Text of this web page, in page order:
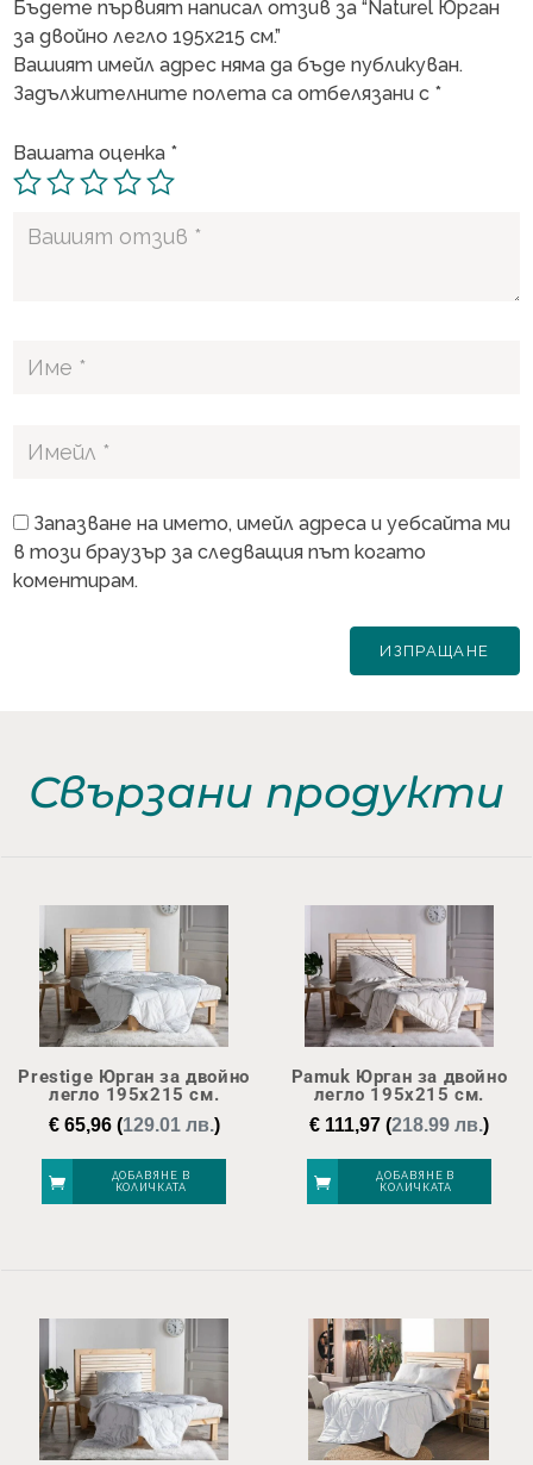
Бъдете първият написал отзив за “Naturel Юрган
за двойно легло 195х215 см.”
Вашият имейл адрес няма да бъде публикуван.
Задължителните полета са отбелязани с *
Вашата оценка *
Запазване на името, имейл адреса и уебсайта ми
в този браузър за следващия път когато
коментирам.
Свързани продукти
Prestige Юрган за двойно
легло 195х215 см.
€65,96(129.01 лв.)
ДОБАВЯНЕ В
КОЛИЧКАТА
Pamuk Юрган за двойно
легло 195х215 см.
€111,97(218.99 лв.)
ДОБАВЯНЕ В
КОЛИЧКАТА